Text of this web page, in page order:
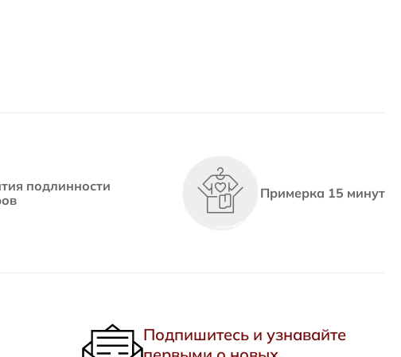
подлинности
Примерка 15 минут
Подпишитесь и узнавайте